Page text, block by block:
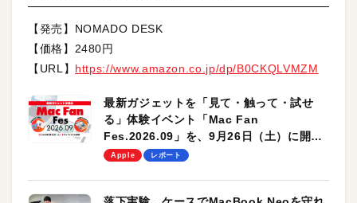
【発売】NOMADO DESK
【価格】2480円
【URL】 https://www.amazon.co.jp/dp/B0CKQLVMZM
最新ガジェットを「見て・触って・試せ
る」体験イベント「Mac Fan
Fes.2026.09」を、9月26日（土）に開催
します！
Apple レポート